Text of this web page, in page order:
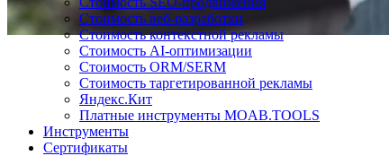
Стоимость веб-разработки
Стоимость контекстной рекламы
Стоимость AI-оптимизации
Стоимость ORM/SERM
Стоимость таргетированной рекламы
Яндекс.Кит
Платные инструменты MOAB.TOOLS
Инструменты
Сертификаты